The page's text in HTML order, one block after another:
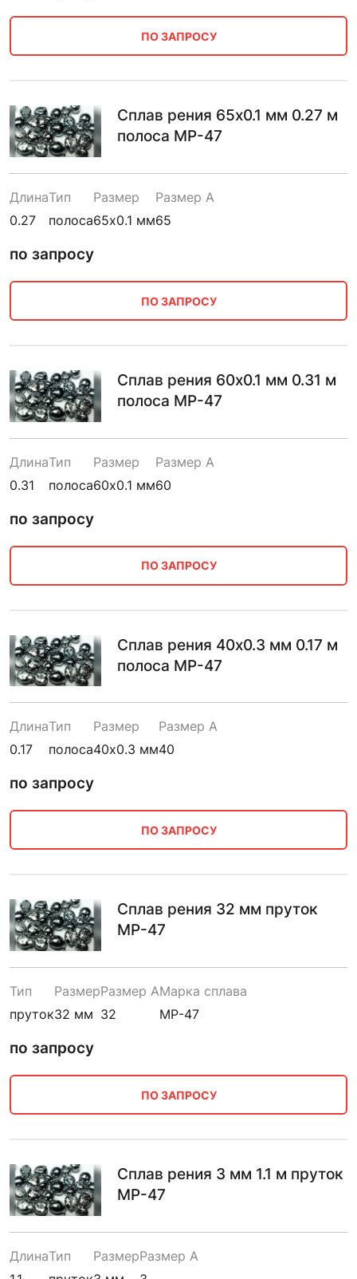
ПО ЗАПРОСУ
Сплав рения 65х0.1 мм 0.27 м
полоса МР-47
Длина
0.27
Тип
полоса
Размер
65х0.1 мм
Размер A
65
по запросу
ПО ЗАПРОСУ
Сплав рения 60х0.1 мм 0.31 м
полоса МР-47
Длина
0.31
Тип
полоса
Размер
60х0.1 мм
Размер A
60
по запросу
ПО ЗАПРОСУ
Сплав рения 40х0.3 мм 0.17 м
полоса МР-47
Длина
0.17
Тип
полоса
Размер
40х0.3 мм
Размер A
40
по запросу
ПО ЗАПРОСУ
Сплав рения 32 мм пруток
МР-47
Тип
пруток
Размер
32 мм
Размер A
32
Марка сплава
МР-47
по запросу
ПО ЗАПРОСУ
Сплав рения 3 мм 1.1 м пруток
МР-47
ДлинаТип
РазмерРазмер A